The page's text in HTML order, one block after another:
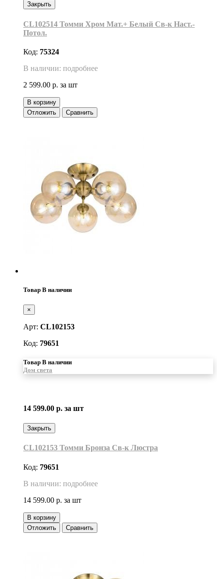
Закрыть
CL102514 Томми Хром Мат.+ Белый Св-к Наст.-
Потол.
Код: 75324
В наличии: подробнее
2 599.00 р. за шт
В корзину
Отложить
Сравнить
Товар В наличии
×
Арт: CL102153
Код: 79651
Товар В наличии
Дом света
14 599.00 р. за шт
Закрыть
CL102153 Томми Бронза Св-к Люстра
Код: 79651
В наличии: подробнее
14 599.00 р. за шт
В корзину
Отложить
Сравнить